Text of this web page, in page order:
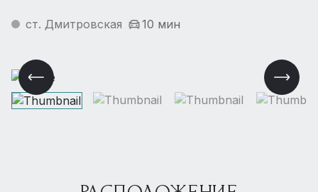
ст. Дмитровская 10 мин